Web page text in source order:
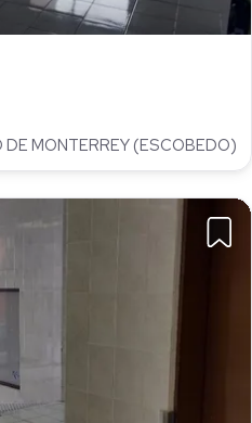
DE MONTERREY (ESCOBEDO)